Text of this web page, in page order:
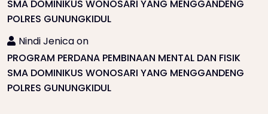
SMA DOMINIKUS WONOSARI YANG MENGGANDENG
POLRES GUNUNGKIDUL
Nindi Jenicaon
PROGRAM PERDANA PEMBINAAN MENTAL DAN FISIK
SMA DOMINIKUS WONOSARI YANG MENGGANDENG
POLRES GUNUNGKIDUL